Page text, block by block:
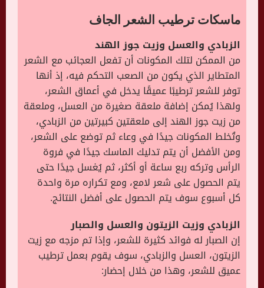
ماسكات ترطيب الشعر الجاف
الزبادي والعسل وزيت جوز الهند
من الممكن لتلك المكونات أن تفعل العجائب مع الشعر
المتطاير الذي يكون من الصعب التحكم فيه، إذ أنها
توفر للشعر ترطيبًا عميقًا يدخل في أعماق الشعر،
ولهذا يُمكن إضافة ملعقة صغيرة من العسل، وملعقة
من زيت جوز الهند إلى ملعقتين كبيرتين من الزبادي،
وتُخلط المكونات جيدًا في وعاء ثم توضع على الشعر،
ومن الأفضل أن يتم تدليك الماسك جيدًا في فروة
الرأس وتركه ربع ساعة أو أكثر، ثم يُغسل جيدًا حتى
يتم الحصول على شعر لامع، ومع تكراره مرة واحدة
كل أسبوع سوف يتم الحصول على أفضل النتائج.
الزبادي وزيت الزيتون والعسل والصبار
إن الصبار له فوائد كثيرة للشعر، وإذا تم مزجه مع زيت
الزيتون، العسل والزبادي، سوف يقوم بعمل ترطيب
عميق للشعر، وهذا من خلال إحضار: